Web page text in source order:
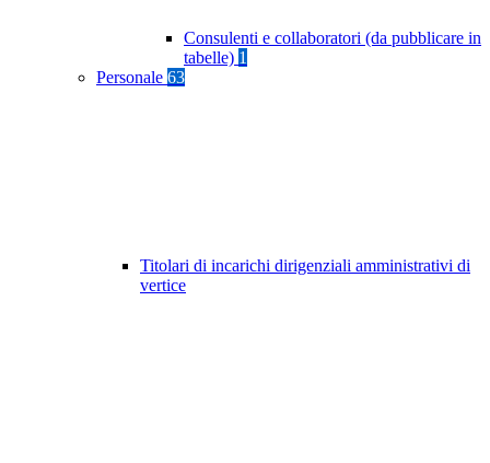
Consulenti e collaboratori (da pubblicare in
tabelle) 1
Personale 63
Titolari di incarichi dirigenziali amministrativi di
vertice